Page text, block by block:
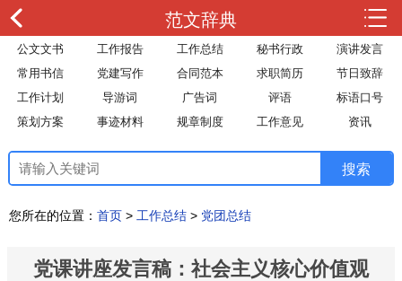
范文辞典
公文文书 工作报告 工作总结 秘书行政
演讲发言
常用书信
党建写作 合同范本 求职简历
节日致辞
工作计划
导游词 广告词 评语
标语口号
策划方案
事迹材料 规章制度 工作意见 资讯
您所在的位置： 首页 > 工作总结 > 党团总结
党课讲座发言稿：社会主义核心价值观